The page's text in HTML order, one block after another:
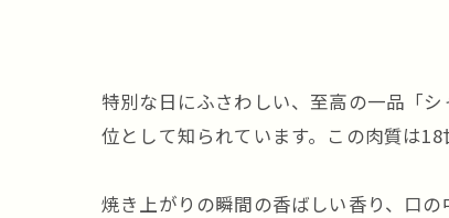
特別な日にふさわしい、至高の一品「
位として知られています。この肉質は
焼き上がりの瞬間の香ばしい香り、口